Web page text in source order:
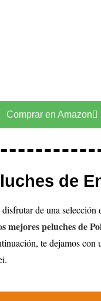
Comprar en Amazon
de
de una selección
mejores peluches de
te dejamos con